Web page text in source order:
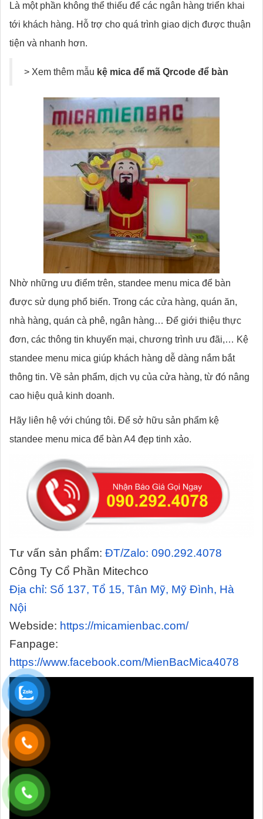
Là một phần không thể thiếu để các ngân hàng triển khai
tới khách hàng. Hỗ trợ cho quá trình giao dịch được thuận
tiện và nhanh hơn.
> Xem thêm mẫu kệ mica để mã Qrcode để bàn
Nhờ những ưu điểm trên, standee menu mica để bàn
được sử dụng phổ biến. Trong các cửa hàng, quán ăn,
nhà hàng, quán cà phê, ngân hàng… Để giới thiệu thực
đơn, các thông tin khuyến mại, chương trình ưu đãi,… Kệ
standee menu mica giúp khách hàng dễ dàng nắm bắt
thông tin. Về sản phẩm, dịch vụ của cửa hàng, từ đó nâng
cao hiệu quả kinh doanh.
Hãy liên hệ với chúng tôi. Để sở hữu sản phẩm kệ
standee menu mica để bàn A4 đẹp tinh xảo.
Tư vấn sản phẩm: ĐT/Zalo: 090.292.4078
Công Ty Cổ Phần Mitechco
Địa chỉ: Số 137, Tổ 15, Tân Mỹ, Mỹ Đình, Hà
Nội
Webside: https://micamienbac.com/
Fanpage:
https://www.facebook.com/MienBacMica4078